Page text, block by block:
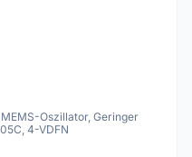
Oszillator, Geringer
4-VDFN